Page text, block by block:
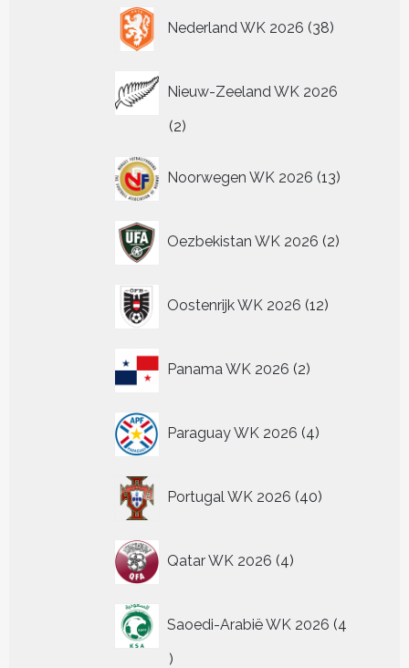
Nederland WK 2026 38
producten
Nieuw-Zeeland WK 2026
22
Noorwegen WK 2026 13
producten
Oezbekistan WK 2026 2
producten
Oostenrijk WK 2026 12
producten
Panama WK 2026 2
producten
Paraguay WK 2026 4
producten
Portugal WK 2026 40
producten
Qatar WK 2026 4
producten
Saoedi-Arabië WK 2026 4
4